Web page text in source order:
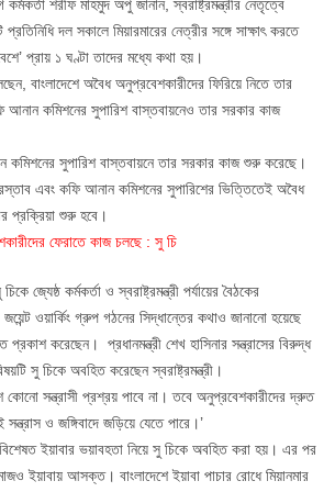
কর্মকর্তা শরীফ মাহমুদ অপু জানান, স্বরাষ্ট্রমন্ত্রীর নেতৃত্বে
দল সকালে মিয়ারমারের নেত্রীর সঙ্গে সাক্ষাৎ করতে
প্রায় ১ ঘণ্টা তাদের মধ্যে কথা হয়।
বাংলাদেশে অবৈধ অনুপ্রবেশকারীদের ফিরিয়ে নিতে তার
কমিশনের সুপারিশ বাস্তবায়নেও তার সরকার কাজ
কমিশনের সুপারিশ বাস্তবায়নে তার সরকার কাজ শুরু করেছে।
এবং কফি আনান কমিশনের সুপারিশের ভিত্তিতেই অবৈধ
প্রক্রিয়া শুরু হবে।
জ্যেষ্ঠ কর্মকর্তা ও স্বরাষ্ট্রমন্ত্রী পর্যায়ের বৈঠকের
ওয়ার্কিং গ্রুপ গঠনের সিদ্ধান্তের কথাও জানানো হয়েছে
করেছেন। প্রধানমন্ত্রী শেখ হাসিনার সন্ত্রাসের বিরুদ্ধ
সু চিকে অবহিত করেছেন স্বরাষ্ট্রমন্ত্রী।
কোনো সন্ত্রাসী প্রশ্রয় পাবে না। তবে অনুপ্রবেশকারীদের দ্রুত
ও জঙ্গিবাদে জড়িয়ে যেতে পারে।’
ইয়াবার ভয়াবহতা নিয়ে সু চিকে অবহিত করা হয়। এর পর
ইয়াবায় আসক্ত। বাংলাদেশে ইয়াবা পাচার রোধে মিয়ানমার